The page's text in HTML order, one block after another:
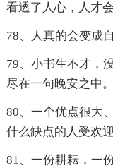
看透了人心，人才
78、人真的会变成
79、小书生不才，
尽在一句晚安之中
80、一个优点很大
什么缺点的人受欢
81、一份耕耘，一